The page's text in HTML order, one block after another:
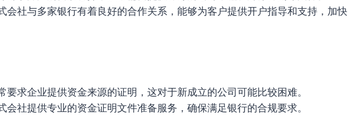
会社与多家银行有着良好的合作关系，能够为客户提供开户指导和支持，加快
要求企业提供资金来源的证明，这对于新成立的公司可能比较困难。
会社提供专业的资金证明文件准备服务，确保满足银行的合规要求。